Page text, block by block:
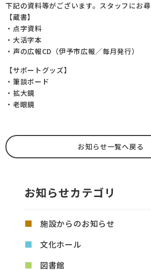
下記の資料等がございます。スタッフにお尋
【蔵書】
・点字資料
・大活字本
・声の広報CD（伊予市広報／毎月発行）
【サポートグッズ】
・筆談ボード
・拡大鏡
・老眼鏡
お知らせ一覧へ戻る
お知らせカテゴリ
施設からのお知らせ
文化ホール
図書館